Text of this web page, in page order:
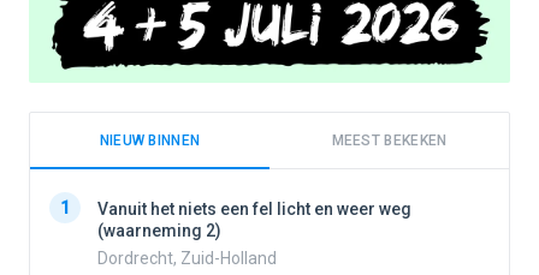
NIEUW BINNEN MEEST BEKEKEN
1
Vanuit het niets een fel licht en weer weg
(waarneming 2)
Dordrecht, Zuid-Holland